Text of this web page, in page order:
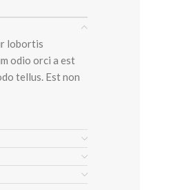
lobortis
odio orci a est
tellus. Est non